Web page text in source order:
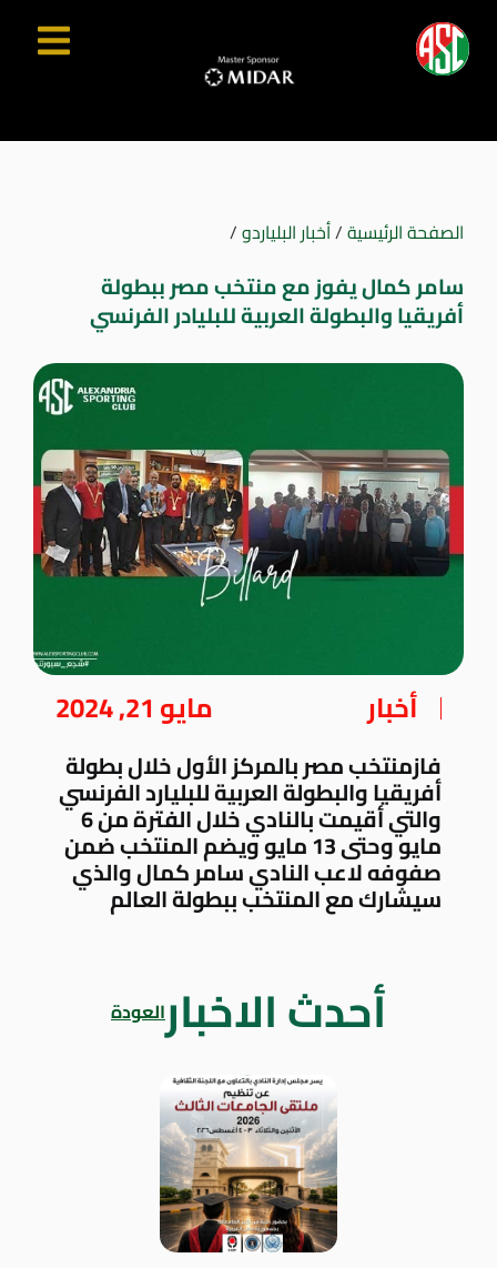
الصفحة الرئيسية/أخبار البلياردو/
سامر كمال يفوز مع منتخب مصر ببطولة
أفريقيا والبطولة العربية للبليادر الفرنسي
أخبار مايو 21, 2024
فازمنتخب مصر بالمركز الأول خلال بطولة
أفريقيا والبطولة العربية للبليارد الفرنسي
والتي أقيمت بالنادي خلال الفترة من 6
مايو وحتى 13 مايو ويضم المنتخب ضمن
صفوفه لاعب النادي سامر كمال والذي
سيشارك مع المنتخب ببطولة العالم
أحدث الاخبارالعودة